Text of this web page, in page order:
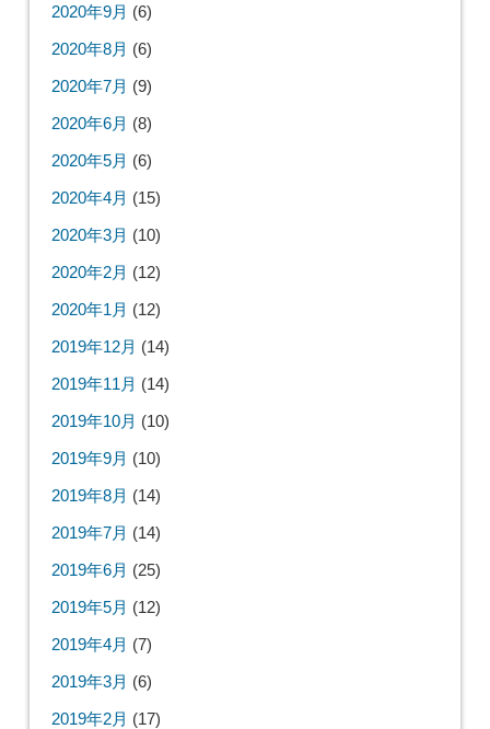
2020年9月 (6)
2020年8月 (6)
2020年7月 (9)
2020年6月 (8)
2020年5月 (6)
2020年4月 (15)
2020年3月 (10)
2020年2月 (12)
2020年1月 (12)
2019年12月 (14)
2019年11月 (14)
2019年10月 (10)
2019年9月 (10)
2019年8月 (14)
2019年7月 (14)
2019年6月 (25)
2019年5月 (12)
2019年4月 (7)
2019年3月 (6)
2019年2月 (17)